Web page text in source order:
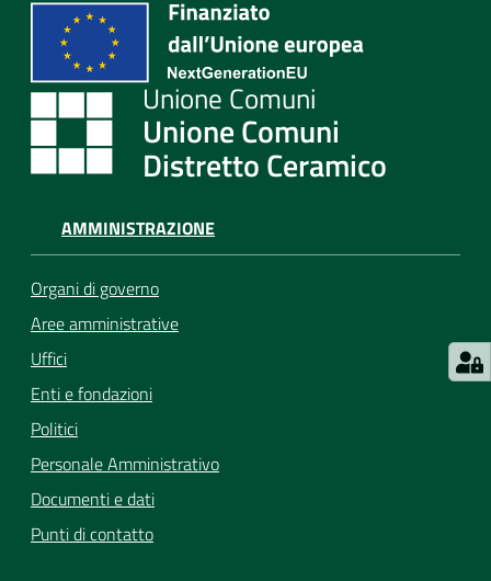
Unione Comuni
Distretto Ceramico
AMMINISTRAZIONE
Organi di governo
Aree amministrative
Uffici
Enti e fondazioni
Politici
Personale Amministrativo
Documenti e dati
Punti di contatto